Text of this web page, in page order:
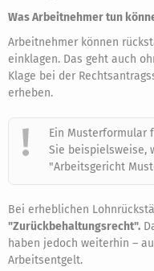
Was Arbeitnehmer tun
Arbeitnehmer können
einklagen. Das geht auch
Klage bei der
erheben.
Ein Musterformular
Sie beispielsweise,
"Arbeitsgericht
Bei erheblichen
"Zurückbehaltungsrecht".
haben jedoch weiterhin –
Arbeitsentgelt.